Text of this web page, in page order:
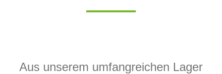
Unser Angebot
Kunden
Aus unserem umfangreichen Lager